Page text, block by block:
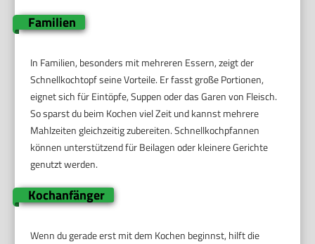
Familien
In Familien, besonders mit mehreren Essern, zeigt der
Schnellkochtopf seine Vorteile. Er fasst große Portionen,
eignet sich für Eintöpfe, Suppen oder das Garen von Fleisch.
So sparst du beim Kochen viel Zeit und kannst mehrere
Mahlzeiten gleichzeitig zubereiten. Schnellkochpfannen
können unterstützend für Beilagen oder kleinere Gerichte
genutzt werden.
Kochanfänger
Wenn du gerade erst mit dem Kochen beginnst, hilft die